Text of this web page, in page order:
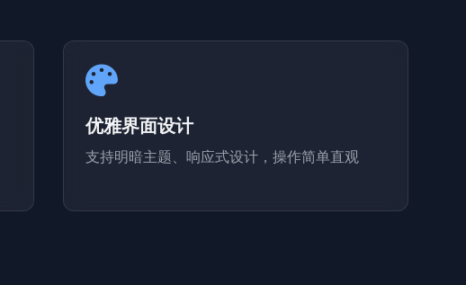
优雅界面设计
支持明暗主题、响应式设计，操作简单直观